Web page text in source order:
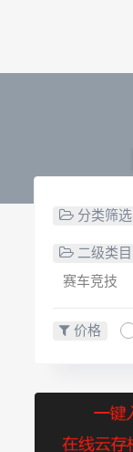
分类筛选
二级类目
赛车竞技
价格